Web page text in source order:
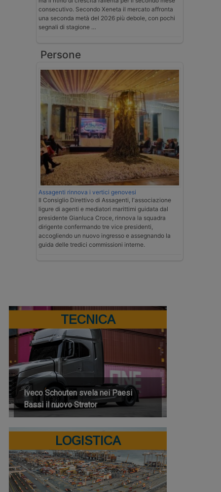
consecutivo. Secondo Xeneta il mercato affronta
una seconda metà del 2026 più debole, con pochi
segnali di stagione …
Persone
Assagenti rinnova i vertici genovesi
Il Consiglio Direttivo di Assagenti, l'associazione
ligure di agenti e mediatori marittimi guidata dal
presidente Gianluca Croce, rinnova la squadra
dirigente confermando tre vice presidenti,
accogliendo un nuovo ingresso e assegnando la
guida delle tredici commissioni interne.
TECNICA
Iveco Schouten svela nei Paesi
Bassi il nuovo Strator
LOGISTICA